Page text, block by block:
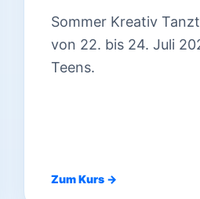
Sommer Kreativ
von 22. bis 24. Juli
Teens.
Zum Kurs →